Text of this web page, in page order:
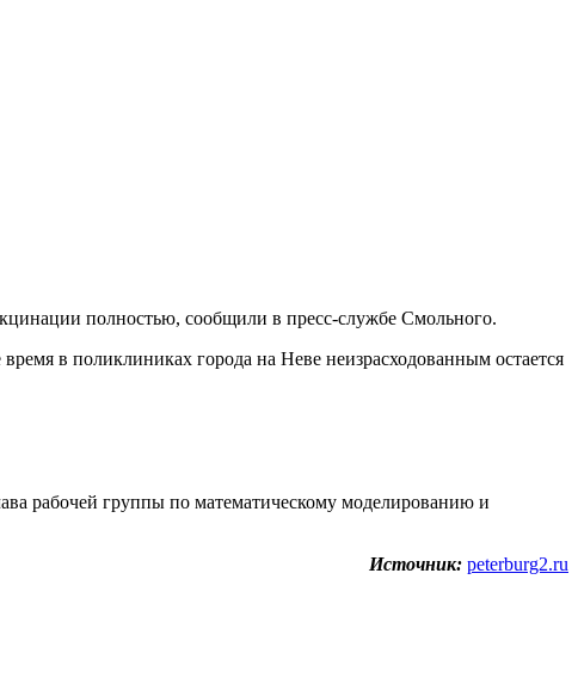
полностью, сообщили в пресс-службе Смольного.
в поликлиниках города на Неве неизрасходованным остается
рабочей группы по математическому моделированию и
Источник: peterburg2.ru